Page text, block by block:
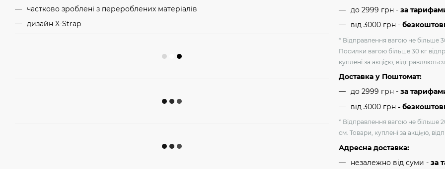
частково зроблені з перероблених матеріалів
дизайн X-Strap
до 2999 грн - за
від 3000 грн -
* Відправлення вагою не більше
Посилки вагою більше 30 кг
куплені за акцією,
Доставка у Поштомат:
до 2999 грн - за
від 3000 грн -
* Відправлення вагою не більше
см. Товари, куплені за акцією,
Адресна доставка:
незалежно від суми - за